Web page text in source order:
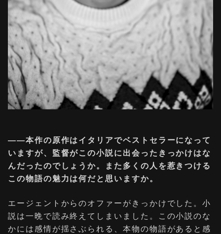
――本作の原作はイタリアでベストセラーになって
いますが、監督がこの小説に出会ったきっかけはな
んだったのでしょうか。また多くの人を惹きつける
この物語の魅力は何だと思いますか。
エージェントからのオファーがきっかけでした。小
説は一晩で読み終えてしまいました。この小説のな
かには感情が揺さぶられる、本物の物語があると感